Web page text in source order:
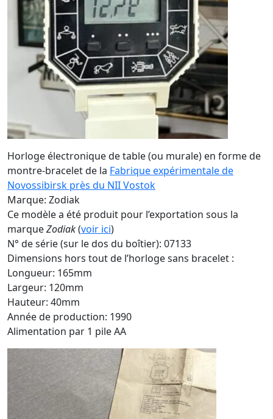
Horloge électronique de table (ou murale) en forme de
montre-bracelet de la Fabrique expérimentale de
Novossibirsk près du NII Vostok
Marque: Zodiak
Ce modèle a été produit pour l’exportation sous la
marqueZodiak(voir ici)
N° de série (sur le dos du boîtier): 07133
Dimensions hors tout de l’horloge sans bracelet :
Longueur: 165mm
Largeur: 120mm
Hauteur: 40mm
Année de production: 1990
Alimentation par 1 pile AA